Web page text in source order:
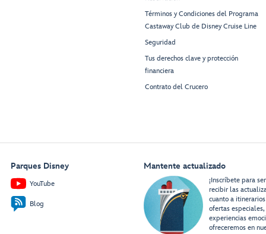
Términos y Condiciones del Programa
Castaway Club de Disney Cruise Line
Seguridad
Tus derechos clave y protección
financiera
Contrato del Crucero
Parques Disney
YouTube
Blog
Mantente actualizado
¡Inscríbete para
recibir las
cuanto a
ofertas especiales,
experiencias
ofreceremos en